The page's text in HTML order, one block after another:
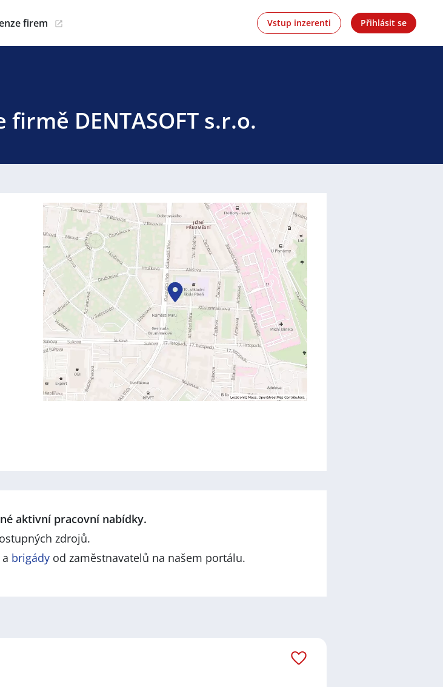
firem Vstup inzerenti Přihlásit se
DENTASOFT s.r.o.
aktivní pracovní nabídky.
zdrojů.
a brigády od zaměstnavatelů na našem portálu.